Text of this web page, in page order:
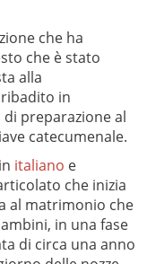
che ha
che è stato
alla
in
preparazione al
catecumenale.
italiano e
che inizia
al matrimonio che
in una fase
di circa una anno